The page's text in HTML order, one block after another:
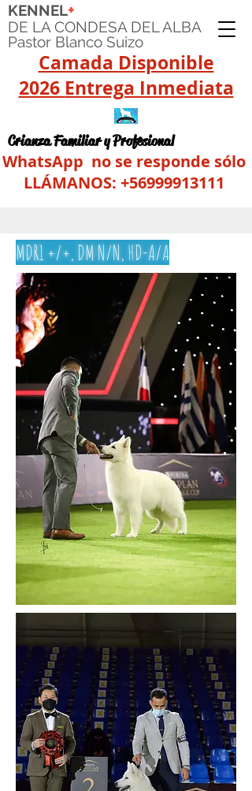
KENNEL+
DE LA CONDESA DEL ALBA
Pastor Blanco Suizo
WhatsApp no se responde sólo
LLÁMANOS: +56999913111
Camada Disponible
2026 Entrega Inmediata
Crianza Familiar y Profesional
MDR1 +/+, DM N/N, HD-A/A